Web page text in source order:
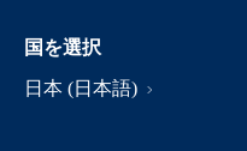
国を選択
日本 (日本語)